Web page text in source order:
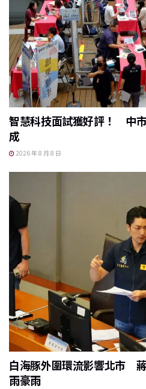
智慧科技面試獲好評！ 中
成
2026 年 8 月 8 日
白海豚外圍環流影響北市
雨豪雨